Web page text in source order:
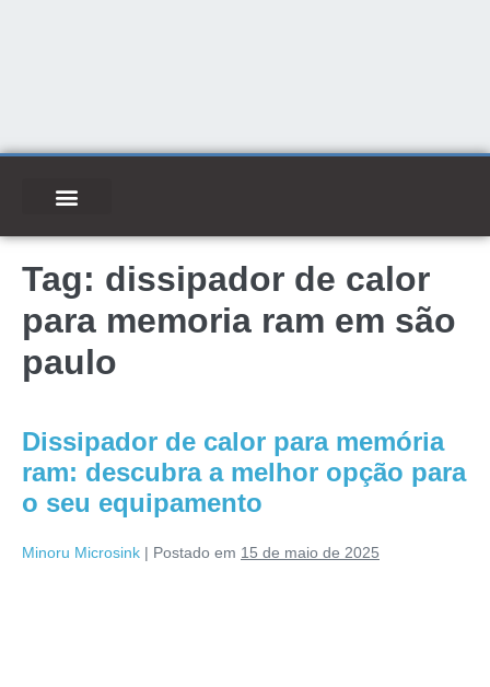
Tag: dissipador de calor
para memoria ram em são
paulo
Dissipador de calor para memória
ram: descubra a melhor opção para
o seu equipamento
Minoru Microsink | Postado em 15 de maio de 2025